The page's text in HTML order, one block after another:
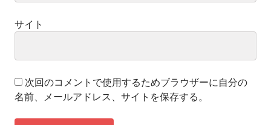
サイト
次回のコメントで使用するためブラウザーに自分の
名前、メールアドレス、サイトを保存する。